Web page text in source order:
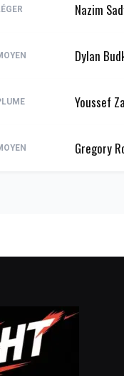
Nazim
Dylan
Youssef
Gregory